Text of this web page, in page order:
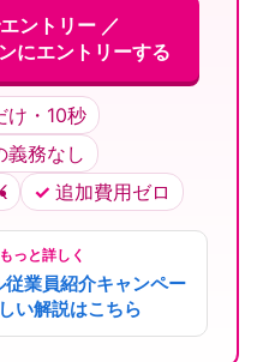
ントリー ／
にエントリーする
け・10秒
義務なし
追加費用ゼロ
もっと詳しく
業員紹介キャンペー
い解説はこちら